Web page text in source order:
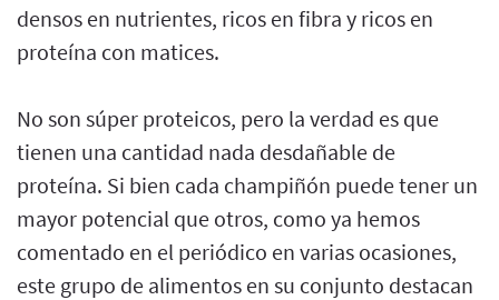
densos en nutrientes, ricos en fibra y ricos en
proteína con matices.
No son súper proteicos, pero la verdad es que
tienen una cantidad nada desdañable de
proteína. Si bien cada champiñón puede tener un
mayor potencial que otros, como ya hemos
comentado en el periódico en varias ocasiones,
este grupo de alimentos en su conjunto destacan